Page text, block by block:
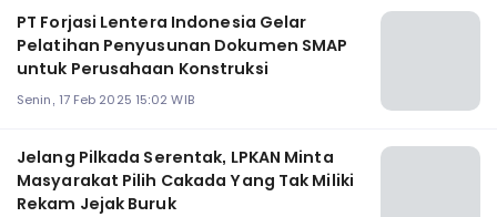
PT Forjasi Lentera Indonesia Gelar
Pelatihan Penyusunan Dokumen SMAP
untuk Perusahaan Konstruksi
Senin, 17 Feb 2025 15:02 WIB
Jelang Pilkada Serentak, LPKAN Minta
Masyarakat Pilih Cakada Yang Tak Miliki
Rekam Jejak Buruk